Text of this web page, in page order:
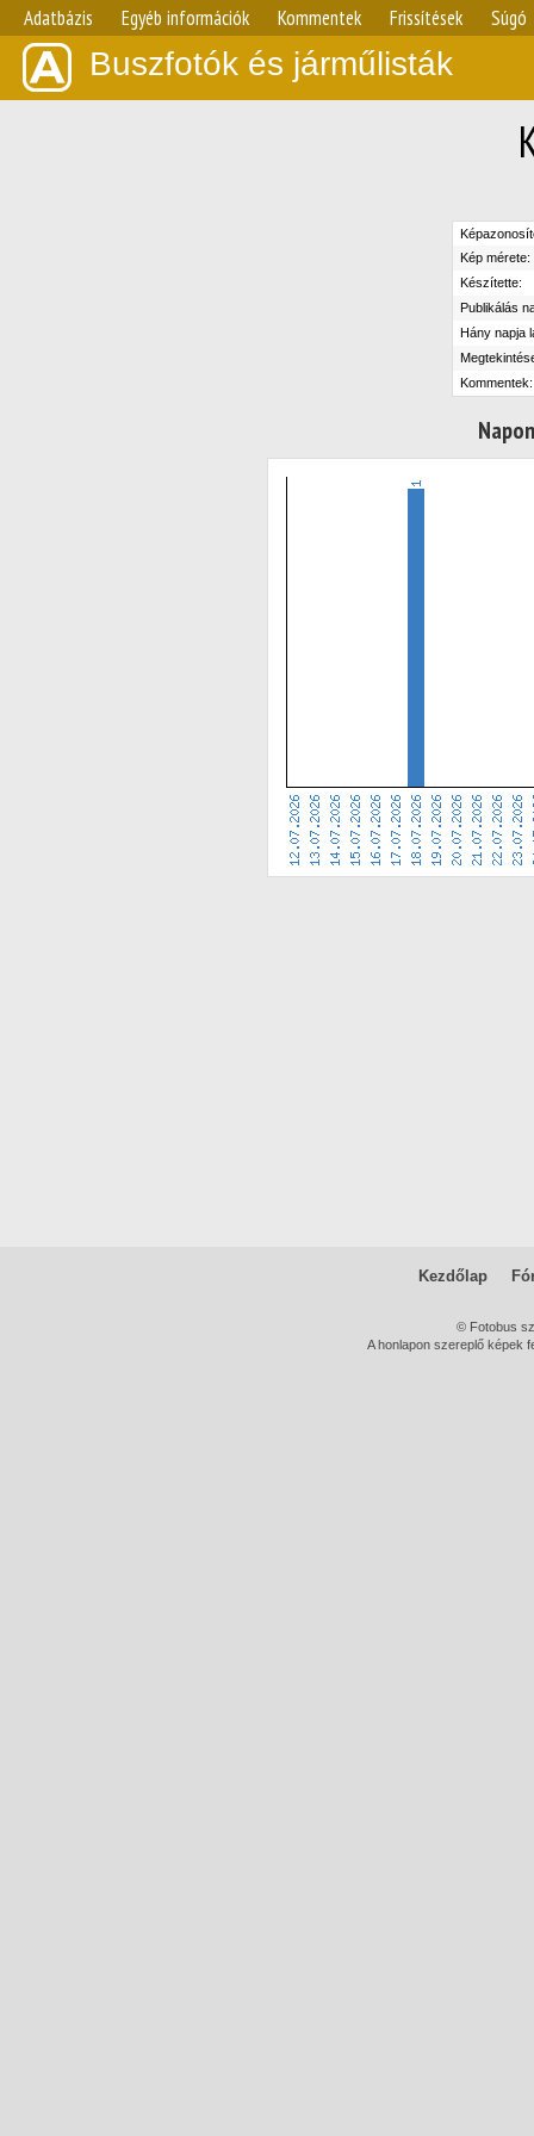
Adatbázis Egyéb információk Kommentek Frissítések Súgó
Buszfotók és járműlisták
Kép mérete:
Készítette:
Publikálás
Hány napja
Kommentek:
Kezdőlap
© Fotobus
A honlapon szereplő képek